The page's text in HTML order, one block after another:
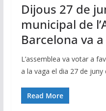
Dijous 27 de
municipal de
Barcelona va a
L’assemblea va votar a
a la vaga el dia 27 de juny
Read More